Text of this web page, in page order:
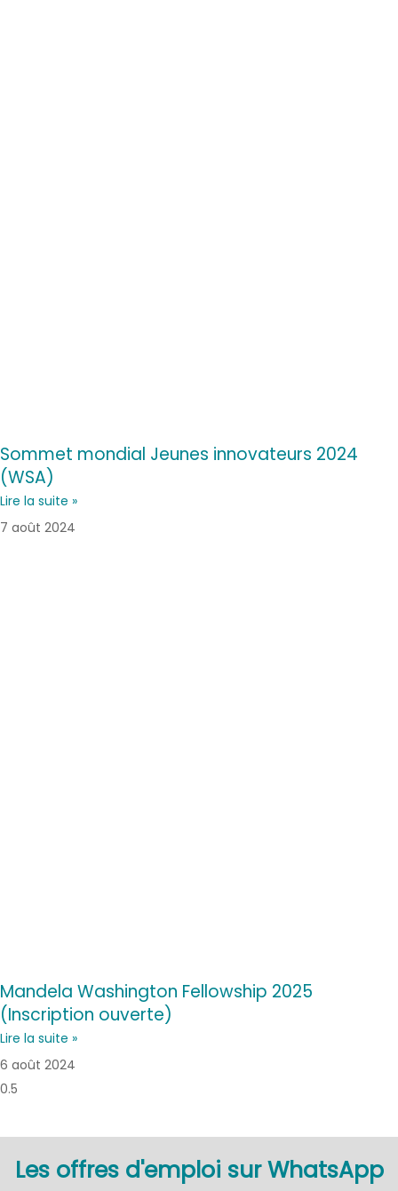
Sommet mondial Jeunes innovateurs 2024
(WSA)
Lire la suite »
7 août 2024
Mandela Washington Fellowship 2025
(Inscription ouverte)
Lire la suite »
6 août 2024
Les offres d'emploi sur WhatsApp